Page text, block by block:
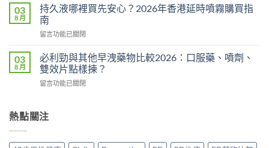
是
心
作
2026
香
港
實
測
價〉
完
整
分
析
常
見
作
全
香
港
邊
度
正
貨？
2026
年
渠
03
8 月
持久液哪裡買先安心？2026年香港延時噴霧購買指
南
在
久
液
哪
裡
安
年
留言功能已關閉
03
8 月
必利勁與其他早洩藥物比較2026：口服藥、噴劑、
雙效片點樣揀？
在
勁
與
他
留言功能已關閉
熱點關注